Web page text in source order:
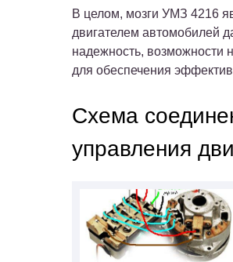
В целом, мозги УМЗ 4216
двигателем автомобилей
надежность, возможности
для обеспечения
Схема
управления